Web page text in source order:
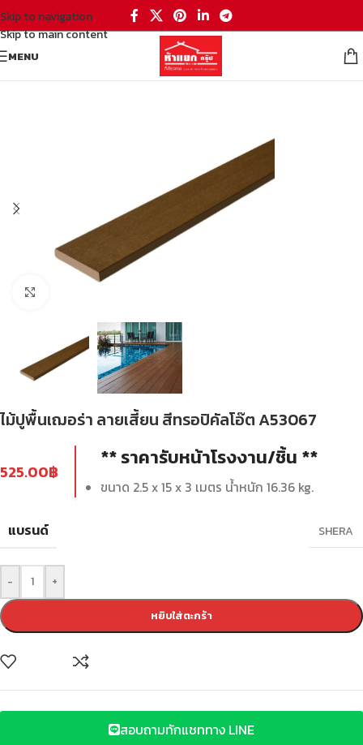
Skip to navigation
Skip to main content
MENU
ไม้ปูพื้นเฌอร่า ลายเสี้ยน สีทรอปิคัลโอ๊ต A53067
525.00฿
** ราคารับหน้าโรงงาน/ชิ้น **
ขนาด 2.5 x 15 x 3 เมตร น้ำหนัก 16.36 kg.
แบรนด์ SHERA
- +
หยิบใส่ตะกร้า
สอบถามทักแชททาง LINE